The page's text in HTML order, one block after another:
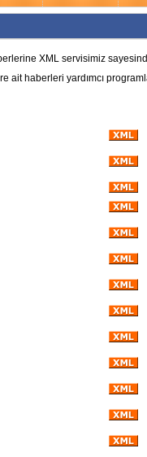
XML servisimiz
ait haberleri yardımcı